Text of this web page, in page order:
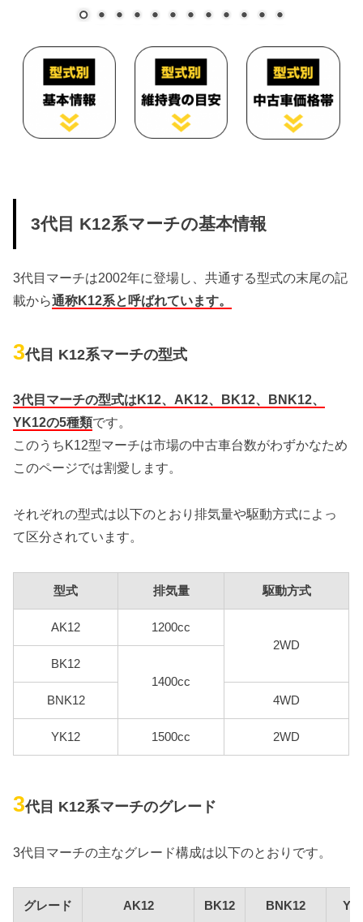
3代目 K12系マーチの基本情報
3代目マーチは2002年に登場し、共通する型式の末尾の記
載から通称K12系と呼ばれています。
3代目 K12系マーチの型式
3代目マーチの型式はK12、AK12、BK12、BNK12、
YK12の5種類です。
このうちK12型マーチは市場の中古車台数がわずかなため
このページでは割愛します。
それぞれの型式は以下のとおり排気量や駆動方式によっ
て区分されています。
型式 排気量 駆動方式
AK12
1200cc
2WD
BK12
1400cc
BNK12
4WD
YK12 1500cc 2WD
3代目 K12系マーチのグレード
3代目マーチの主なグレード構成は以下のとおりです。
グレード AK12 BK12 BNK12